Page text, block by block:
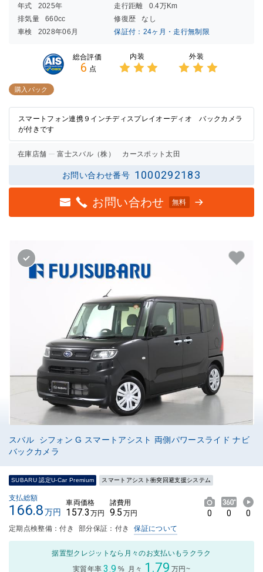
年式 2025年 走行距離
0.4万Km
排気量
660cc 修復歴
なし
車検
2028年06月 保証付：24ヶ月・走行無制限
総合評価
6 点
内装 外装
購入パック
スマートフォン連携９インチディスプレイオーディオ バックカメラ
が付きです
在庫店舗 富士スバル（株） カースポット太田
お問い合わせ番号 1000292183
お問い合わせ 無料
スバル シフォン G スマートアシスト 両側パワースライド ナビ
バックカメラ
SUBARU 認定U-Car Premium スマートアシスト衝突回避支援システム
支払総額
166.8万円
車両価格
157.3 万円
諸費用
9.5 万円 0 0 0
定期点検整備：付き 部分保証：付き 保証について
据置型クレジットなら月々のお支払いもラクラク
実質年率 3.9 % 月々 1.79 万円~